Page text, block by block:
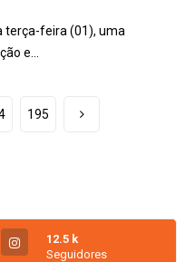
terça-feira (01), uma
e...
195
12.5 k
Seguidores